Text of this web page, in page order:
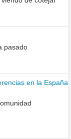
pasado
en la España